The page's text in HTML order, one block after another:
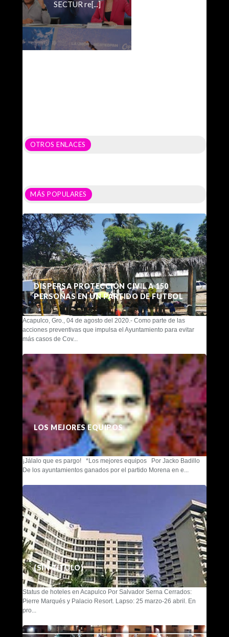
SECTUR re[...]
OTROS ENLACES
MÁS POPULARES
DISPERSA PROTECCIÓN CIVIL A 150
PERSONAS EN UN PARTIDO DE FUTBOL
Acapulco, Gro., 04 de agosto del 2020.- Como parte de las
acciones preventivas que impulsa el Ayuntamiento para evitar
más casos de Cov...
LOS MEJORES EQUIPOS
¡Jálalo que es pargo! *Los mejores equipos Por Jacko Badillo
De los ayuntamientos ganados por el partido Morena en e...
(SIN TÍTULO)
Status de hoteles en Acapulco Por Salvador Serna Cerrados:
Pierre Marqués y Palacio Resort. Lapso: 25 marzo-26 abril. En
pro...